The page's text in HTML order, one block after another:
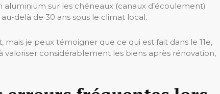
sur les chéneaux (canaux d’écoulement)
delà de 30 ans sous le climat local.
je peux témoigner que ce qui est fait dans le 11e,
considérablement les biens après rénovation,